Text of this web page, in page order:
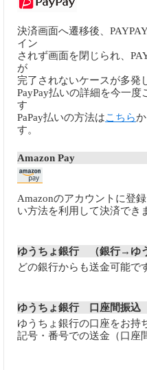
決済画面へ遷移後、
イン
されず画面を閉じられ、
が
完了されないケースが多発
PayPay払いの詳細を今一度
す
PaPay払いの方法はこちら
す。
Amazon Pay
Amazonのアカウントに登
い方法を利用して決済でき
ゆうちょ銀行 （銀行→ゆ
どの銀行からも送金可能で
ゆうちょ銀行 口座間振込
ゆうちょ銀行の口座をお持
記号・番号での送金（口座